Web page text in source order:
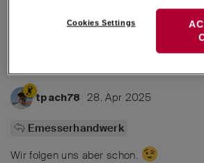
tpach78 28. Apr 2025
Emesserhandwerk
Wir folgen uns aber schon.
Cookies Settings